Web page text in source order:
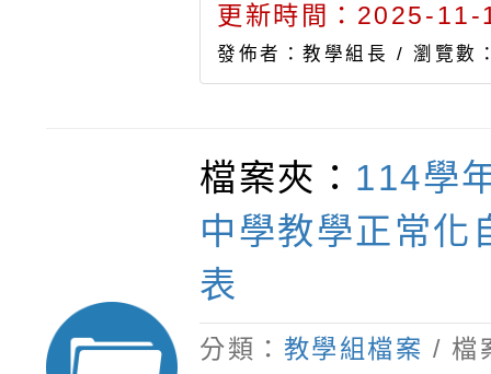
更新時間：2025-
發佈者：教學組長 /瀏覽數
檔案夾： 114學
中學教學正常化
表
分類： 教學組檔案 / 檔